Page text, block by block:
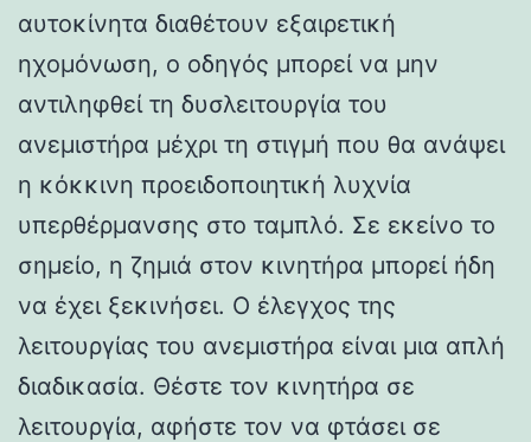
αυτοκίνητα διαθέτουν εξαιρετική
ηχομόνωση, ο οδηγός μπορεί να μην
αντιληφθεί τη δυσλειτουργία του
ανεμιστήρα μέχρι τη στιγμή που θα ανάψει
η κόκκινη προειδοποιητική λυχνία
υπερθέρμανσης στο ταμπλό. Σε εκείνο το
σημείο, η ζημιά στον κινητήρα μπορεί ήδη
να έχει ξεκινήσει. Ο έλεγχος της
λειτουργίας του ανεμιστήρα είναι μια απλή
διαδικασία. Θέστε τον κινητήρα σε
λειτουργία, αφήστε τον να φτάσει σε